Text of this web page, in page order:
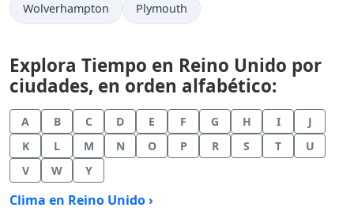
Wolverhampton Plymouth
Explora Tiempo en Reino Unido por
ciudades, en orden alfabético:
A B C D E F G H I
J
K
L M N O P R S T
U
V
W Y
Clima en Reino Unido ›